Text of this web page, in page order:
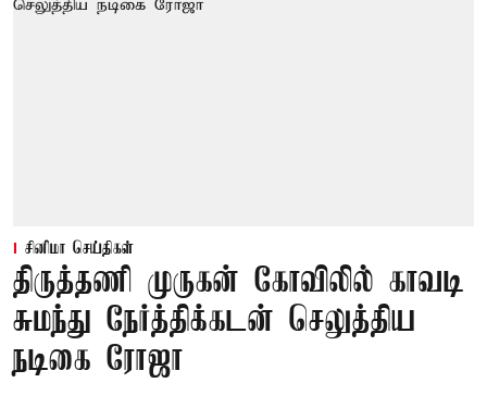
சினிமா செய்திகள்
திருத்தணி முருகன் கோவிலில் காவடி
சுமந்து நேர்த்திக்கடன் செலுத்திய
நடிகை ரோஜா